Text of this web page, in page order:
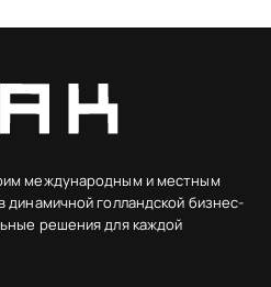
международным и местным
динамичной голландской бизнес-
решения для каждой